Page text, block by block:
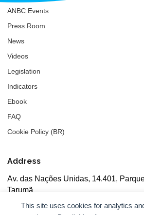
This site uses cookies for analytics
ANBC Events
Press Room
News
Videos
Legislation
Indicators
Ebook
FAQ
Cookie Policy (BR)
Address
Av. das Nações Unidas, 14.401,
Tarumã
5th floor, rooms 502/503, CEP: 04730-